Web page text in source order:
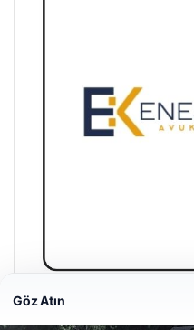
Enes Kaplan Avukatlık
Göz Atın